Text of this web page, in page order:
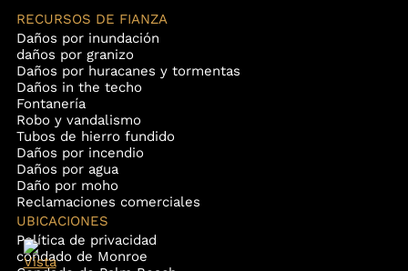
RECURSOS DE FIANZA
Daños por inundación
daños por granizo
Daños por huracanes y tormentas
Daños in the techo
Fontanería
Robo y vandalismo
Tubos de hierro fundido
Daños por incendio
Daños por agua
Daño por moho
Reclamaciones comerciales
UBICACIONES
Política de privacidad
condado de Monroe